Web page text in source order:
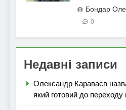
Бондар
0
Недавні записи
Олександр Караваєв
який готовий до